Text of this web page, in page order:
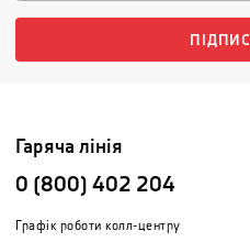
Гаряча лінія
0 (800) 402 204
Графік роботи колл-центру